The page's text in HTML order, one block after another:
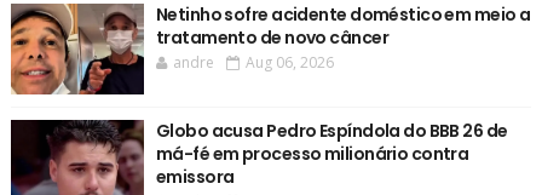
Netinho sofre acidente doméstico em meio a
tratamento de novo câncer
andre Aug 06, 2026
Globo acusa Pedro Espíndola do BBB 26 de
má-fé em processo milionário contra
emissora